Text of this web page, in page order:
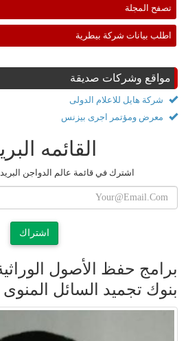
تصفح المجلة
اطلب بيانات شركة بيطرية
مواقع وشركات صديقة
شركة هايل للاعلام الدولى
معرض ومؤتمر اجرى بيزنس
القائمه
اشترك في قائمة عالم الدواجن
اشتراك
برامج حفظ الأصول
بنوك تجميد السائل المنوى